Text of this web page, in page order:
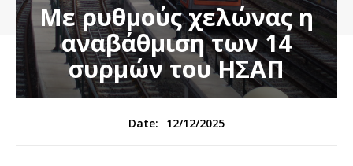
Με ρυθμούς χελώνας η
αναβάθμιση των 14
συρμών του ΗΣΑΠ
Date: 12/12/2025